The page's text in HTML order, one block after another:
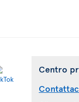
Centro